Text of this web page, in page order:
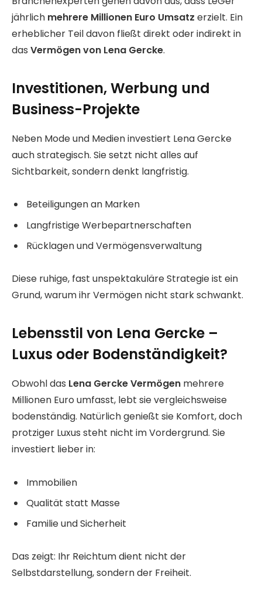
jährlich mehrere Millionen Euro Umsatz erzielt. Ein
erheblicher Teil davon fließt direkt oder indirekt in
das Vermögen von Lena Gercke.
Investitionen, Werbung und
Business-Projekte
Neben Mode und Medien investiert Lena Gercke
auch strategisch. Sie setzt nicht alles auf
Sichtbarkeit, sondern denkt langfristig.
Beteiligungen an Marken
Langfristige Werbepartnerschaften
Rücklagen und Vermögensverwaltung
Diese ruhige, fast unspektakuläre Strategie ist ein
Grund, warum ihr Vermögen nicht stark schwankt.
Lebensstil von Lena Gercke –
Luxus oder Bodenständigkeit?
Obwohl das Lena Gercke Vermögen mehrere
Millionen Euro umfasst, lebt sie vergleichsweise
bodenständig. Natürlich genießt sie Komfort, doch
protziger Luxus steht nicht im Vordergrund. Sie
investiert lieber in:
Immobilien
Qualität statt Masse
Familie und Sicherheit
Das zeigt: Ihr Reichtum dient nicht der
Selbstdarstellung, sondern der Freiheit.